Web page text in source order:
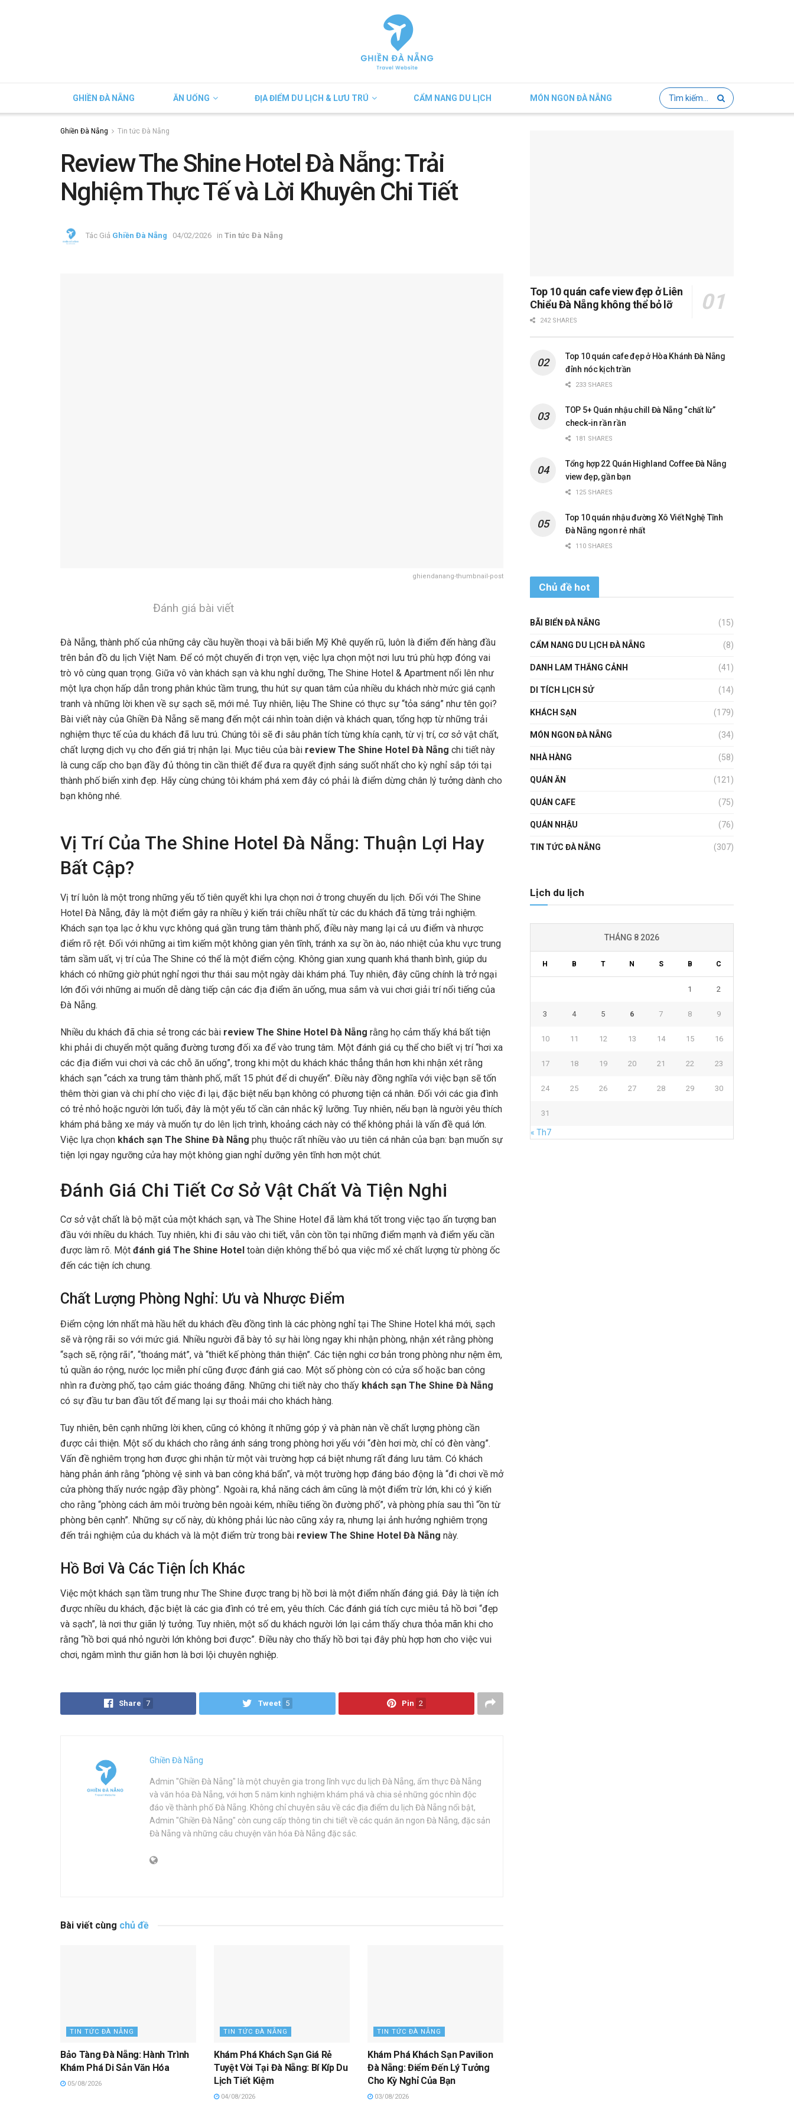
GHIỀN ĐÀ NẴNG ĂN UỐNG ĐỊA ĐIỂM DU LỊCH & LƯU TRÚ CẨM NANG DU LỊCH MÓN NGON ĐÀ NẴNG
Ghiền Đà Nẵng Tin tức Đà Nẵng
Review The Shine Hotel Đà Nẵng: Trải
Nghiệm Thực Tế và Lời Khuyên Chi Tiết
Tác Giả Ghiền Đà Nẵng 04/02/2026 in Tin tức Đà Nẵng
ghiendanang-thumbnail-post
Đánh giá bài viết
Đà Nẵng, thành phố của những cây cầu huyền thoại và bãi biển Mỹ Khê quyến rũ, luôn là điểm đến hàng đầu
trên bản đồ du lịch Việt Nam. Để có một chuyến đi trọn vẹn, việc lựa chọn một nơi lưu trú phù hợp đóng vai
trò vô cùng quan trọng. Giữa vô vàn khách sạn và khu nghỉ dưỡng, The Shine Hotel & Apartment nổi lên như
một lựa chọn hấp dẫn trong phân khúc tầm trung, thu hút sự quan tâm của nhiều du khách nhờ mức giá cạnh
tranh và những lời khen về sự sạch sẽ, mới mẻ. Tuy nhiên, liệu The Shine có thực sự “tỏa sáng” như tên gọi?
Bài viết này của Ghiền Đà Nẵng sẽ mang đến một cái nhìn toàn diện và khách quan, tổng hợp từ những trải
nghiệm thực tế của du khách đã lưu trú. Chúng tôi sẽ đi sâu phân tích từng khía cạnh, từ vị trí, cơ sở vật chất,
chất lượng dịch vụ cho đến giá trị nhận lại. Mục tiêu của bài review The Shine Hotel Đà Nẵng chi tiết này
là cung cấp cho bạn đầy đủ thông tin cần thiết để đưa ra quyết định sáng suốt nhất cho kỳ nghỉ sắp tới tại
thành phố biển xinh đẹp. Hãy cùng chúng tôi khám phá xem đây có phải là điểm dừng chân lý tưởng dành cho
bạn không nhé.
Vị Trí Của The Shine Hotel Đà Nẵng: Thuận Lợi Hay
Bất Cập?
Vị trí luôn là một trong những yếu tố tiên quyết khi lựa chọn nơi ở trong chuyến du lịch. Đối với The Shine
Hotel Đà Nẵng, đây là một điểm gây ra nhiều ý kiến trái chiều nhất từ các du khách đã từng trải nghiệm.
Khách sạn tọa lạc ở khu vực không quá gần trung tâm thành phố, điều này mang lại cả ưu điểm và nhược
điểm rõ rệt. Đối với những ai tìm kiếm một không gian yên tĩnh, tránh xa sự ồn ào, náo nhiệt của khu vực trung
tâm sầm uất, vị trí của The Shine có thể là một điểm cộng. Không gian xung quanh khá thanh bình, giúp du
khách có những giờ phút nghỉ ngơi thư thái sau một ngày dài khám phá. Tuy nhiên, đây cũng chính là trở ngại
lớn đối với những ai muốn dễ dàng tiếp cận các địa điểm ăn uống, mua sắm và vui chơi giải trí nổi tiếng của
Đà Nẵng.
Nhiều du khách đã chia sẻ trong các bài review The Shine Hotel Đà Nẵng rằng họ cảm thấy khá bất tiện
khi phải di chuyển một quãng đường tương đối xa để vào trung tâm. Một đánh giá cụ thể cho biết vị trí “hơi xa
các địa điểm vui chơi và các chỗ ăn uống”, trong khi một du khách khác thẳng thắn hơn khi nhận xét rằng
khách sạn “cách xa trung tâm thành phố, mất 15 phút để di chuyển”. Điều này đồng nghĩa với việc bạn sẽ tốn
thêm thời gian và chi phí cho việc đi lại, đặc biệt nếu bạn không có phương tiện cá nhân. Đối với các gia đình
có trẻ nhỏ hoặc người lớn tuổi, đây là một yếu tố cần cân nhắc kỹ lưỡng. Tuy nhiên, nếu bạn là người yêu thích
khám phá bằng xe máy và muốn tự do lên lịch trình, khoảng cách này có thể không phải là vấn đề quá lớn.
Việc lựa chọn khách sạn The Shine Đà Nẵng phụ thuộc rất nhiều vào ưu tiên cá nhân của bạn: bạn muốn sự
tiện lợi ngay ngưỡng cửa hay một không gian nghỉ dưỡng yên tĩnh hơn một chút.
Đánh Giá Chi Tiết Cơ Sở Vật Chất Và Tiện Nghi
Cơ sở vật chất là bộ mặt của một khách sạn, và The Shine Hotel đã làm khá tốt trong việc tạo ấn tượng ban
đầu với nhiều du khách. Tuy nhiên, khi đi sâu vào chi tiết, vẫn còn tồn tại những điểm mạnh và điểm yếu cần
được làm rõ. Một đánh giá The Shine Hotel toàn diện không thể bỏ qua việc mổ xẻ chất lượng từ phòng ốc
đến các tiện ích chung.
Chất Lượng Phòng Nghỉ: Ưu và Nhược Điểm
Điểm cộng lớn nhất mà hầu hết du khách đều đồng tình là các phòng nghỉ tại The Shine Hotel khá mới, sạch
sẽ và rộng rãi so với mức giá. Nhiều người đã bày tỏ sự hài lòng ngay khi nhận phòng, nhận xét rằng phòng
“sạch sẽ, rộng rãi”, “thoáng mát”, và “thiết kế phòng thân thiện”. Các tiện nghi cơ bản trong phòng như nệm êm,
tủ quần áo rộng, nước lọc miễn phí cũng được đánh giá cao. Một số phòng còn có cửa sổ hoặc ban công
nhìn ra đường phố, tạo cảm giác thoáng đãng. Những chi tiết này cho thấy khách sạn The Shine Đà Nẵng
có sự đầu tư ban đầu tốt để mang lại sự thoải mái cho khách hàng.
Tuy nhiên, bên cạnh những lời khen, cũng có không ít những góp ý và phàn nàn về chất lượng phòng cần
được cải thiện. Một số du khách cho rằng ánh sáng trong phòng hơi yếu với “đèn hơi mờ, chỉ có đèn vàng”.
Vấn đề nghiêm trọng hơn được ghi nhận từ một vài trường hợp cá biệt nhưng rất đáng lưu tâm. Có khách
hàng phản ánh rằng “phòng vệ sinh và ban công khá bẩn”, và một trường hợp đáng báo động là “đi chơi về mở
cửa phòng thấy nước ngập đầy phòng”. Ngoài ra, khả năng cách âm cũng là một điểm trừ lớn, khi có ý kiến
cho rằng “phòng cách âm môi trường bên ngoài kém, nhiều tiếng ồn đường phố”, và phòng phía sau thì “ồn từ
phòng bên cạnh”. Những sự cố này, dù không phải lúc nào cũng xảy ra, nhưng lại ảnh hưởng nghiêm trọng
đến trải nghiệm của du khách và là một điểm trừ trong bài review The Shine Hotel Đà Nẵng này.
Hồ Bơi Và Các Tiện Ích Khác
Việc một khách sạn tầm trung như The Shine được trang bị hồ bơi là một điểm nhấn đáng giá. Đây là tiện ích
được nhiều du khách, đặc biệt là các gia đình có trẻ em, yêu thích. Các đánh giá tích cực miêu tả hồ bơi “đẹp
và sạch”, là nơi thư giãn lý tưởng. Tuy nhiên, một số du khách người lớn lại cảm thấy chưa thỏa mãn khi cho
rằng “hồ bơi quá nhỏ người lớn không bơi được”. Điều này cho thấy hồ bơi tại đây phù hợp hơn cho việc vui
chơi, ngâm mình thư giãn hơn là bơi lội chuyên nghiệp.
Share 7 Tweet 5 Pin 2
Ghiền Đà Nẵng
Admin "Ghiền Đà Nẵng" là một chuyên gia trong lĩnh vực du lịch Đà Nẵng, ẩm thực Đà Nẵng
và văn hóa Đà Nẵng, với hơn 5 năm kinh nghiệm khám phá và chia sẻ những góc nhìn độc
đáo về thành phố Đà Nẵng. Không chỉ chuyên sâu về các địa điểm du lịch Đà Nẵng nổi bật,
Admin "Ghiền Đà Nẵng" còn cung cấp thông tin chi tiết về các quán ăn ngon Đà Nẵng, đặc sản
Đà Nẵng và những câu chuyện văn hóa Đà Nẵng đặc sắc.
Bài viết cùng chủ đề
TIN TỨC ĐÀ NẴNG
Bảo Tàng Đà Nẵng: Hành Trình
Khám Phá Di Sản Văn Hóa
05/08/2026
TIN TỨC ĐÀ NẴNG
Khám Phá Khách Sạn Giá Rẻ
Tuyệt Vời Tại Đà Nẵng: Bí Kíp Du
Lịch Tiết Kiệm
04/08/2026
TIN TỨC ĐÀ NẴNG
Khám Phá Khách Sạn Pavilion
Đà Nẵng: Điểm Đến Lý Tưởng
Cho Kỳ Nghỉ Của Bạn
03/08/2026
Top 10 quán cafe view đẹp ở Liên
Chiểu Đà Nẵng không thể bỏ lỡ
242 SHARES
Top 10 quán cafe đẹp ở Hòa Khánh Đà Nẵng
đỉnh nóc kịch trần
233 SHARES
TOP 5+ Quán nhậu chill Đà Nẵng “chất lừ”
check-in rần rần
181 SHARES
Tổng hợp 22 Quán Highland Coffee Đà Nẵng
view đẹp, gần bạn
125 SHARES
Top 10 quán nhậu đường Xô Viết Nghệ Tĩnh
Đà Nẵng ngon rẻ nhất
110 SHARES
Chủ đề hot
BÃI BIỂN ĐÀ NẴNG (15)
CẨM NANG DU LỊCH ĐÀ NẴNG (8)
DANH LAM THẮNG CẢNH (41)
DI TÍCH LỊCH SỬ (14)
KHÁCH SẠN (179)
MÓN NGON ĐÀ NẴNG (34)
NHÀ HÀNG (58)
QUÁN ĂN (121)
QUÁN CAFE (75)
QUÁN NHẬU (76)
TIN TỨC ĐÀ NẴNG (307)
Lịch du lịch
THÁNG 8 2026
H B T N S B C
1 2
3 4 5 6 7 8 9
10 11 12 13 14 15 16
17 18 19 20 21 22 23
24 25 26 27 28 29 30
31
« Th7